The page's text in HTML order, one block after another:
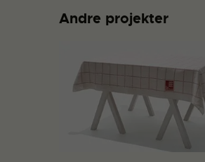
Andre projekter